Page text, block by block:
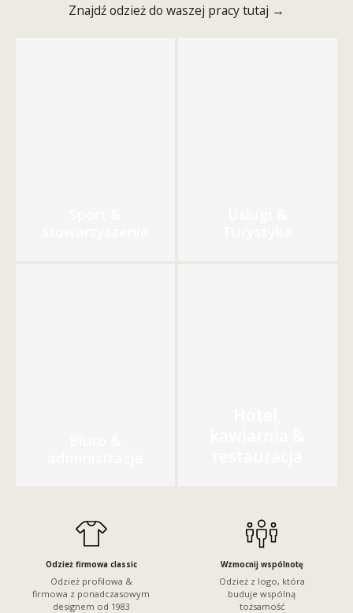
Znajdź odzież do waszej pracy tutaj →
Odzież firmowa classic
Odzież profilowa &
firmowa z ponadczasowym
designem od 1983
Wzmocnij wspólnotę
Odzież z logo, która
buduje wspólną
tożsamość